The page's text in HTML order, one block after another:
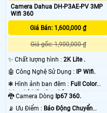
Camera Dahua DH-P3AE-PV 3MP
Wifi 360
Giá Bán: 1,600,000 ₫
Giá gốc: 1,900,000 ₫
✨ Chất lượng hình : 2K Lite .
🤖️ Công Nghệ Sử Dụng :
IP Wifi.
❃ Hình ảnh ban đêm : Full Color
30m Có Màu Ban Ðêm.
🐉️ Camera Dòng Ip67 360.
️📡 Ưu Điểm : Báo Động Chuyển